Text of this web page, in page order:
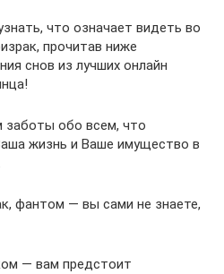
что означает видеть во
прочитав ниже
снов из лучших онлайн
заботы обо всем, что
жизнь и Ваше имущество в
фантом — вы сами не знаете,
— вам предстоит